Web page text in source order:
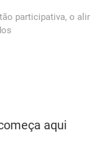
participativa, o
aqui